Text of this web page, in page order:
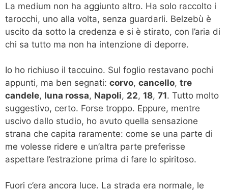
La medium non ha aggiunto altro. Ha solo raccolto i
tarocchi, uno alla volta, senza guardarli. Belzebù è
uscito da sotto la credenza e si è stirato, con l’aria di
chi sa tutto ma non ha intenzione di deporre.
Io ho richiuso il taccuino. Sul foglio restavano pochi
appunti, ma ben segnati: corvo, cancello, tre
candele, luna rossa, Napoli, 22, 18, 71. Tutto molto
suggestivo, certo. Forse troppo. Eppure, mentre
uscivo dallo studio, ho avuto quella sensazione
strana che capita raramente: come se una parte di
me volesse ridere e un’altra parte preferisse
aspettare l’estrazione prima di fare lo spiritoso.
Fuori c’era ancora luce. La strada era normale, le